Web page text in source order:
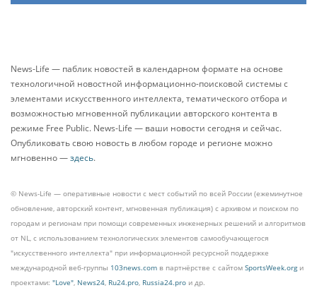
News-Life — паблик новостей в календарном формате на основе
технологичной новостной информационно-поисковой системы с
элементами искусственного интеллекта, тематического отбора и
возможностью мгновенной публикации авторского контента в
режиме Free Public. News-Life — ваши новости сегодня и сейчас.
Опубликовать свою новость в любом городе и регионе можно
мгновенно —здесь.
© News-Life — оперативные новости с мест событий по всей России (ежеминутное
обновление, авторский контент, мгновенная публикация) с архивом и поиском по
городам и регионам при помощи современных инженерных решений и алгоритмов
от NL, с использованием технологических элементов самообучающегося
"искусственного интеллекта" при информационной ресурсной поддержке
международной веб-группы 103news.com в партнёрстве с сайтом SportsWeek.orgи
проектами: "Love" News24 Ru24.pro Russia24.pro и др.